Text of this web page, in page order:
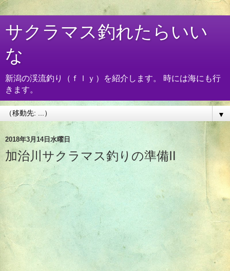
サクラマス釣れたらいい
な
新潟の渓流釣り（ｆｌｙ）を紹介します。 時には海にも行
きます。
▼
2018年3月14日水曜日
加治川サクラマス釣りの準備Ⅱ